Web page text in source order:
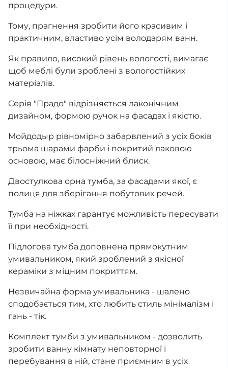
процедури.
Тому, прагнення зробити його красивим і
практичним, властиво усім володарям ванн.
Як правило, високий рівень вологості, вимагає
щоб меблі були зроблені з вологостійких
матеріалів.
Серія "Прадо" відрізняється лаконічним
дизайном, формою ручок на фасадах і якістю.
Мойдодыр рівномірно забарвлений з усіх боків
трьома шарами фарби і покритий лаковою
основою, має білосніжний блиск.
Двостулкова орна тумба, за фасадами якої, є
полиця для зберігання побутових речей.
Тумба на ніжках гарантує можливість пересувати
її при необхідності.
Підлогова тумба доповнена прямокутним
умивальником, який зроблений з якісної
кераміки з міцним покриттям.
Незвичайна форма умивальника - шалено
сподобається тим, хто любить стиль мінімалізм і
гань - тік.
Комплект тумби з умивальником - дозволить
зробити ванну кімнату неповторної і
перебування в ній, стане приємним в усіх